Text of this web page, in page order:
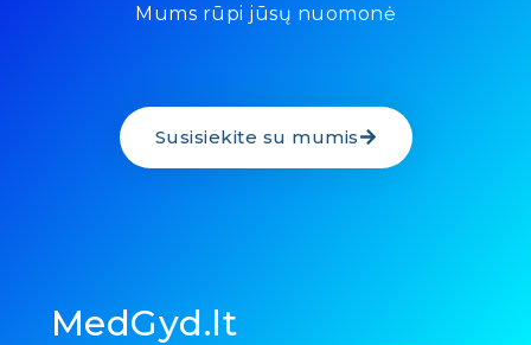
Mums rūpi jūsų nuomonė
Susisiekite su mumis
MedGyd.lt